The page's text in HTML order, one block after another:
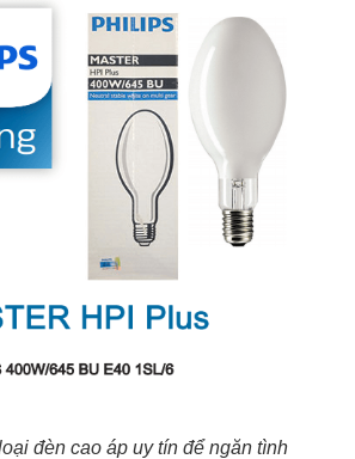
đèn cao áp uy tín để ngăn tình